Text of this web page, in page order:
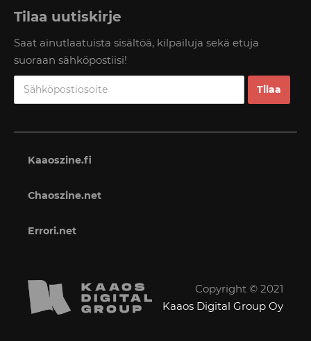
Tilaa uutiskirje
Saat ainutlaatuista sisältöä, kilpailuja sekä etuja
suoraan sähköpostiisi!
Kaaoszine.fi
Chaoszine.net
Errori.net
Copyright © 2021
Kaaos Digital Group Oy